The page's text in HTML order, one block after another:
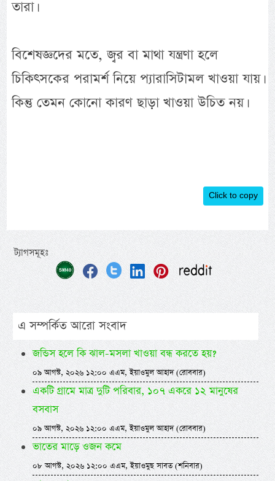
তারা।
বিশেষজ্ঞদের মতে, জ্বর বা মাথা যন্ত্রণা হলে
চিকিৎসকের পরামর্শ নিয়ে প্যারাসিটামল খাওয়া যায়।
কিন্তু তেমন কোনো কারণ ছাড়া খাওয়া উচিত নয়।
Click to copy
ট্যাগসমূহঃ
এ সম্পর্কিত আরো সংবাদ
জন্ডিস হলে কি ঝাল-মসলা খাওয়া বন্ধ করতে হয়?
০৯ আগস্ট, ২০২৬ ১২:০০ এএম, ইয়াওমুল আহাদ (রোববার)
একটি গ্রামে মাত্র দুটি পরিবার, ১০৭ একরে ১২ মানুষের
বসবাস
০৯ আগস্ট, ২০২৬ ১২:০০ এএম, ইয়াওমুল আহাদ (রোববার)
ভাতের মাড়ে ওজন কমে
০৮ আগস্ট, ২০২৬ ১২:০০ এএম, ইয়াওমুছ সাবত (শনিবার)